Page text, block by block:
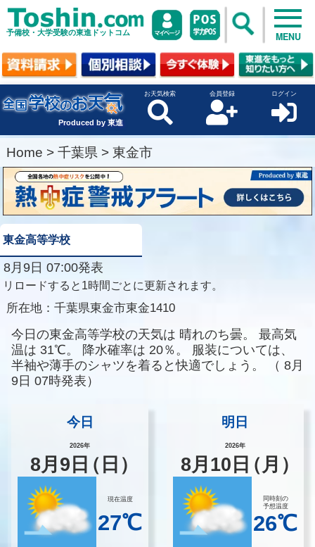
予備校・大学受験の東進ドットコム MENU
Produced by 東進
お天気検索 会員登録 ログイン
Home > 千葉県 > 東金市
東金高等学校
8月9日 07:00発表
リロードすると1時間ごとに更新されます。
所在地： 千葉県東金市東金1410
今日の東金高等学校の天気は 晴れのち曇。
最高気
温は 31℃。 降水確率は 20％。
服装については、
半袖や薄手のシャツを着ると快適でしょう。
（ 8月
9日 07時発表）
今日
2026年
8月 9 日（日）
現在温度
27℃
明日
2026年
8月 10 日（月）
同時刻の
予想温度
26℃